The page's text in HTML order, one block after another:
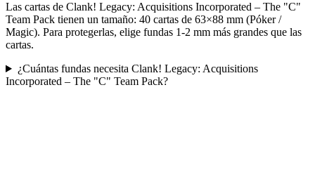
Las cartas de Clank! Legacy: Acquisitions Incorporated – The "C"
Team Pack tienen un tamaño: 40 cartas de 63×88 mm (Póker /
Magic). Para protegerlas, elige fundas 1-2 mm más grandes que las
cartas.
¿Cuántas fundas necesita Clank! Legacy: Acquisitions
Incorporated – The "C" Team Pack?